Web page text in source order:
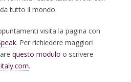
tutto il mondo.
visita la pagina con
. Per richiedere maggiori
questo modulo o scrivere
.